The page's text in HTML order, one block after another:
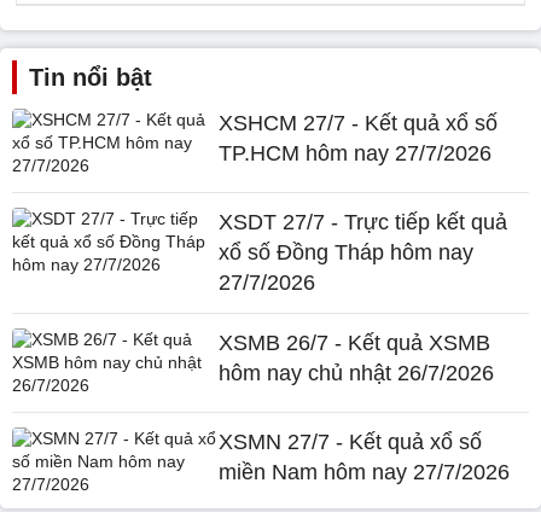
Tin nổi bật
XSHCM 27/7 - Kết quả xổ số
TP.HCM hôm nay 27/7/2026
XSDT 27/7 - Trực tiếp kết quả
xổ số Đồng Tháp hôm nay
27/7/2026
XSMB 26/7 - Kết quả XSMB
hôm nay chủ nhật 26/7/2026
XSMN 27/7 - Kết quả xổ số
miền Nam hôm nay 27/7/2026